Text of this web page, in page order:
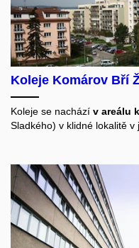
Koleje Komárov Bří
Koleje se nachází v areálu
Sladkého) v klidné lokalitě v